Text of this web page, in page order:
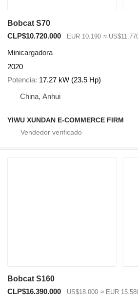
Bobcat S70
CLP$10.720.000
EUR 10.190 ≈
Minicargadora
2020
Potencia 17.27 kW (23.5 Hp)
China, Anhui
YIWU XUNDAN E-COMMERCE FIRM
Bobcat S160
CLP$16.390.000
US$18.000 ≈ EUR